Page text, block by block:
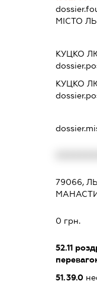
МІСТО
КУЦКО
КУЦКО
79066,
0 грн.
52.11
51.39.0